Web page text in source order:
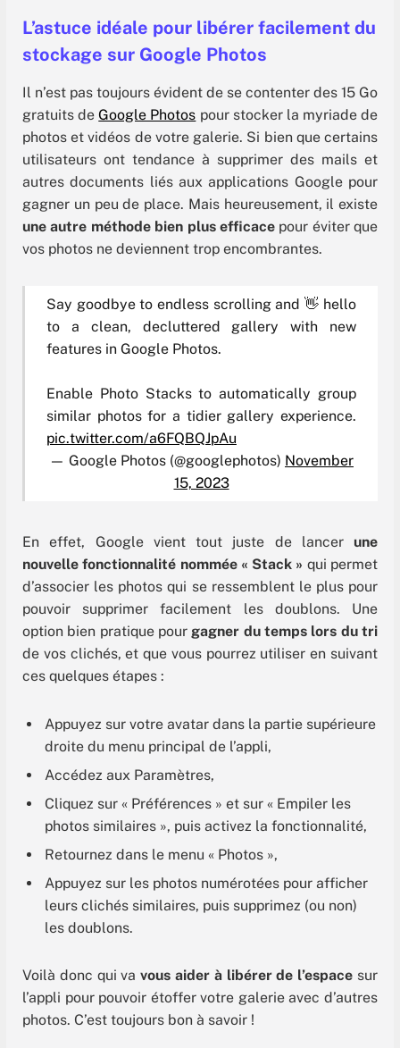
L’astuce idéale pour libérer facilement du
stockage sur Google Photos
Il n’est pas toujours évident de se contenter des 15 Go
gratuits deGoogle Photos pour stocker la myriade de
photos et vidéos de votre galerie. Si bien que certains
utilisateurs ont tendance à supprimer des mails et
autres documents liés aux applications Google pour
gagner un peu de place. Mais heureusement, il existe
une autre méthode bien plus efficacepour éviter que
vos photos ne deviennent trop encombrantes.
Say goodbye to endless scrolling and 👋 hello
to a clean, decluttered gallery with new
features in Google Photos.
Enable Photo Stacks to automatically group
similar photos for a tidier gallery experience.
pic.twitter.com/a6FQBQJpAu
— Google Photos (@googlephotos) November
15, 2023
En effet, Google vient tout juste de lancer une
nouvelle fonctionnalité nommée « Stack » qui permet
d’associer les photos qui se ressemblent le plus pour
pouvoir supprimer facilement les doublons. Une
option bien pratique pour gagner du temps lors du tri
de vos clichés, et que vous pourrez utiliser en suivant
ces quelques étapes :
Appuyez sur votre avatar dans la partie supérieure
droite du menu principal de l’appli,
Accédez aux Paramètres,
Cliquez sur « Préférences » et sur « Empiler les
photos similaires », puis activez la fonctionnalité,
Retournez dans le menu « Photos »,
Appuyez sur les photos numérotées pour afficher
leurs clichés similaires, puis supprimez (ou non)
les doublons.
Voilà donc qui vavous aider à libérer de l’espace sur
l’appli pour pouvoir étoffer votre galerie avec d’autres
photos. C’est toujours bon à savoir !